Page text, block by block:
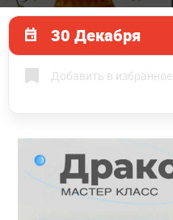
30 Декабря
Добавить в избранное